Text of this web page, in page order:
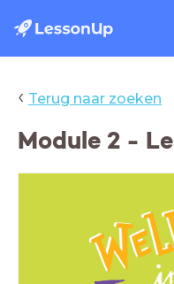
‹ Terug naar zoeken
Module 2 -